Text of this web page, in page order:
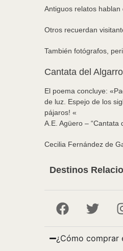
Antiguos relatos
Otros recuerdan
También fotógrafos,
Cantata del
El poema concluye:
de luz. Espejo de los
pájaros! «
A.E. Agüero – “Cantata
Cecilia Fernández de
Destinos
¿Cómo comprar